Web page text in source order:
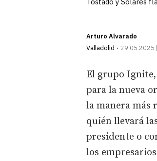
Arturo Alvarado
Valladolid
29.05.2025
El grupo
para la nueva
la manera más
quién llevará
presidente o
los